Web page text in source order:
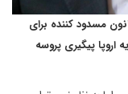
مسدود کننده برای
اروپا پیگیری پروسه